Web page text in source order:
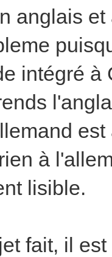
anglais
intégré à
à
lisible.
fait, il